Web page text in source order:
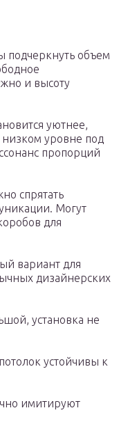
подчеркнуть объем
и высоту
уютнее,
низком уровне под
пропорций
спрятать
Могут
для
вариант для
дизайнерских
установка не
устойчивы к
имитируют